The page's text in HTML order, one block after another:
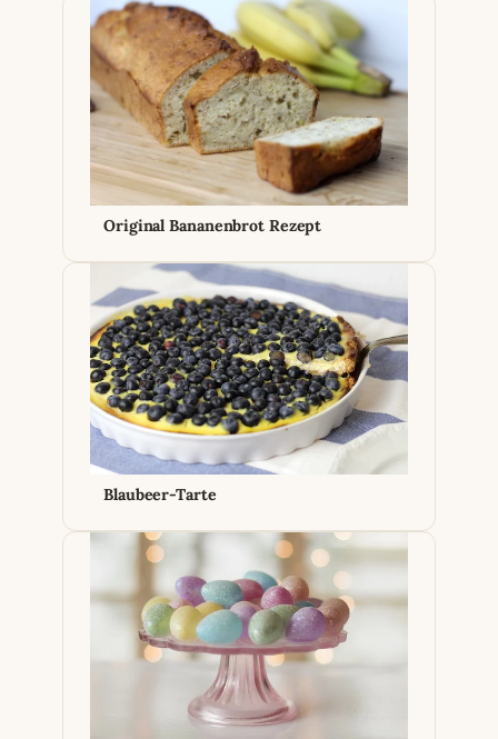
Original Bananenbrot Rezept
Blaubeer-Tarte